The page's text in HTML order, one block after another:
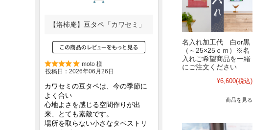
名入れ加工代 白or黒
（～25×25ｃｍ）※名
入れご希望商品を一緒
にご注文ください
¥6,600(税込)
商品を見る